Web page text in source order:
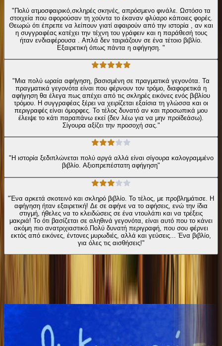
"Πολύ ατμοσφαιρικό,σκληρές σκηνές, απρόσμενο φινάλε. Ωστόσο τα
στοιχεία που αφορούσαν τη χούντα το έκαναν φλύαρο κάποιες φορές.
Θεωρώ ότι έπρεπε να λείπουν γιατί αφαιρούν από την ιστορία , αν και
η συγγραφέας κατέχει την τέχνη του γράφειν και η παράθεσή τους
ήταν ενδιαφέρουσα . Απλά δεν ταιριάζουν σε ένα τέτοιο βιβλίο.
Εξαιρετική όπως πάντα η αφήγηση. "
"Μια πολύ ωραία αφήγηση, βασισμένη σε πραγματικά γεγονότα. Τα
πραγματικά γεγονότα είναι που φέρνουν τον τρόμο, διαφορετικά η
αφήγηση θα έλεγα πως απέχει από τις σκληρές εικόνες ενός βιβλίου
τρόμου. Η συγγραφέας ξέρει να χειρίζεται εξαίσια τη γλώσσα και οι
περιγραφές είναι όμορφες. Το τέλος δυνατό αν και προσωπικά μου
έλειψε το κάτι παραπάνω εκεί (δεν λέω για να μην προϊδεάσω).
Σίγουρα αξίζει την προσοχή σας."
"Η ιστορία ξεδιπλώνεται πολύ αργά αλλά είναι σίγουρα καλογραμμένο
βιβλίο. Αξιοπρεπέστατη αφήγηση"
"Ένα αρκετά σκοτεινό και σκληρό βιβλίο. Το τέλος, με προβλημάτισε. Η
αφήγηση ήταν εξαιρετική! Δε σε αφήνε να το αφήσεις, ενώ την ίδια
στιγμή, ήθελες να το κλειδώσεις σε ένα ντουλάπι και να τρέξεις
μακριά! Το ότι βασίζεται σε αληθινά γεγονότα, είναι αυτό που το κάνει
ακόμη πιο ανατριχιαστικό.Πολύ δυνατή περιγραφή, που σου φέρνει
εκτός από εικόνες, έντονες μυρωδιές, αλλά και γεύσεις... Ένα βιβλίο,
για όλες τις αισθήσεις!"
Ίδιος Αφηγητής